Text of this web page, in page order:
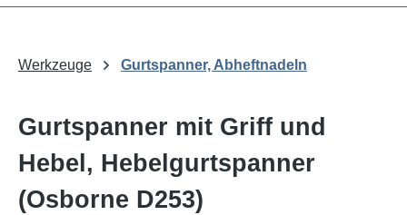
Werkzeuge Gurtspanner, Abheftnadeln
Gurtspanner mit Griff und
Hebel, Hebelgurtspanner
(Osborne D253)